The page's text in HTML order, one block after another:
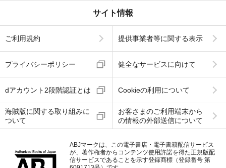
サイト情報
ご利用規約 提供事業者等に関する表示
プライバシーポリシー 健全なサービスに向けて
dアカウント2段階認証とは Cookieの利用について
海賊版に関する取り組みに
ついて
お客さまのご利用端末から
の情報の外部送信について
ABJマークは、この電子書店・電子書籍配信サービス
が、著作権者からコンテンツ使用許諾を得た正規版配
信サービスであることを示す登録商標（登録番号 第